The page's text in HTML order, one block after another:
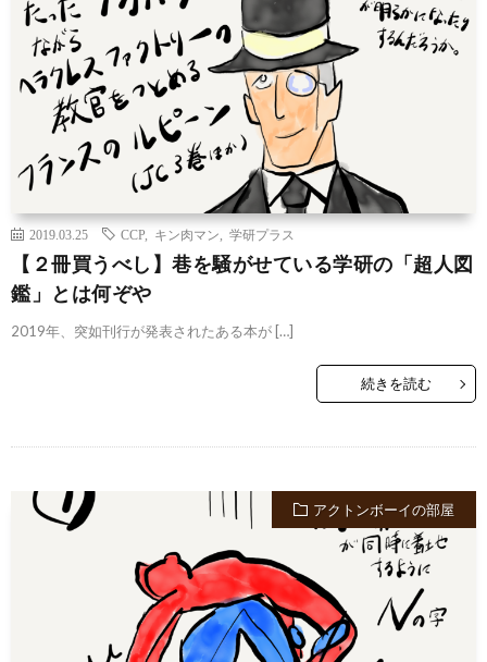
2019.03.25 CCP キン肉マン 学研プラス
【２冊買うべし】巷を騒がせている学研の「超人図
鑑」とは何ぞや
2019年、突如刊行が発表されたある本が […]
続きを読む
アクトンボーイの部屋